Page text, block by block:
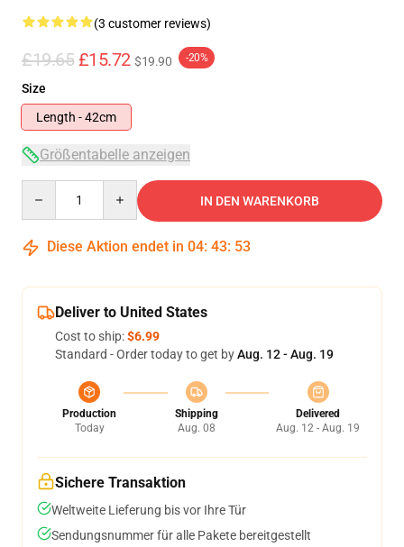
(3 customer reviews)
£19.65 £15.72 $19.90 -20%
Size
Length - 42cm
Größentabelle anzeigen
IN DEN WARENKORB
Diese Aktion endet in 04: 43: 52
Deliver to United States
Cost to ship:$6.99
Standard - Order today to get byAug. 12 - Aug. 19
Production
Today
Shipping
Aug. 08
Delivered
Aug. 12 - Aug. 19
Sichere Transaktion
Weltweite Lieferung bis vor Ihre Tür
Sendungsnummer für alle Pakete bereitgestellt